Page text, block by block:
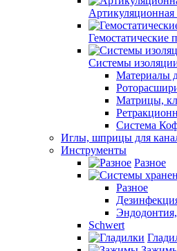
Артикуляционная
Гемостатические
Системы
Материалы
Матрицы,
Система
Иглы, шприцы для
Инструменты
Разное
Разное
Schwert